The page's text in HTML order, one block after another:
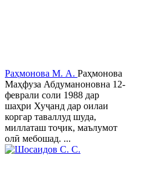
Раҳмонова М. А. Раҳмонова
Маҳфуза Абдуманоновна 12-
феврали соли 1988 дар
шаҳри Хуҷанд дар оилаи
коргар таваллуд шуда,
миллаташ тоҷик, маълумот
олӣ мебошад. ...